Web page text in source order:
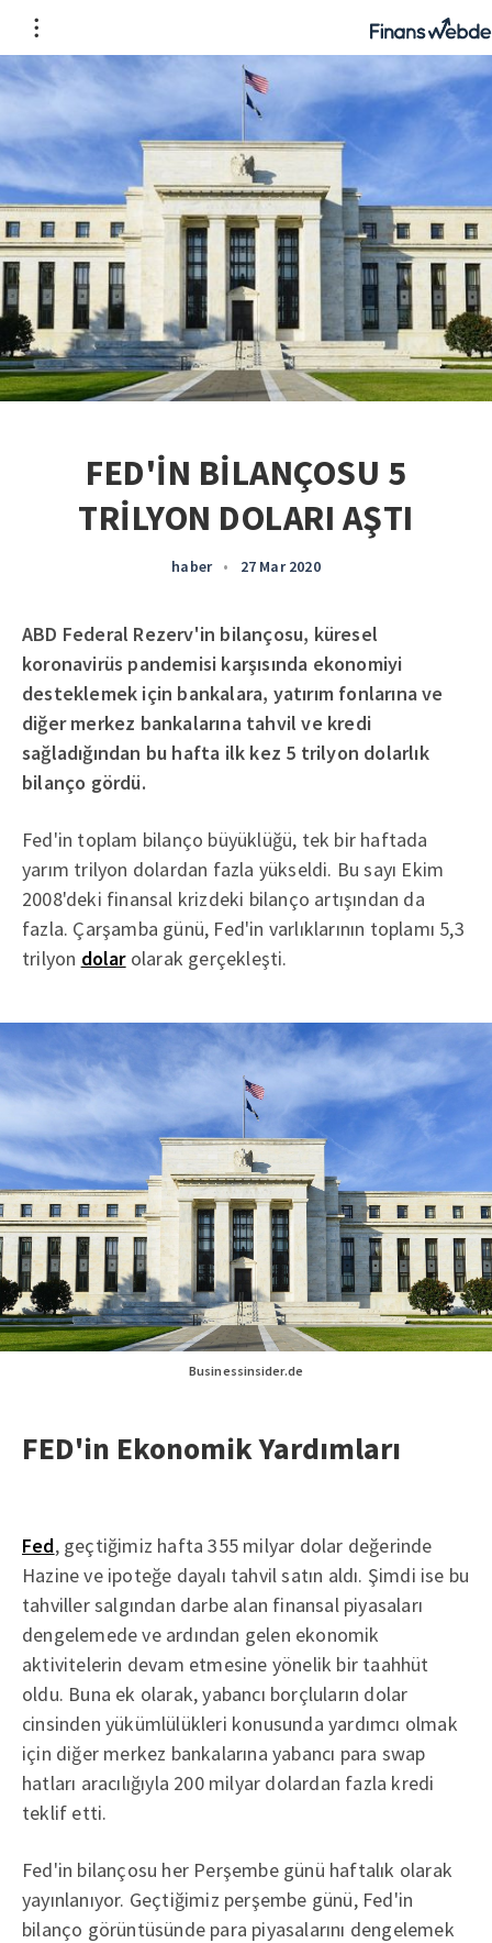
FED'İN BİLANÇOSU 5
TRİLYON DOLARI AŞTI
haber • 27 Mar 2020
ABD Federal Rezerv'in bilançosu, küresel
koronavirüs pandemisi karşısında ekonomiyi
desteklemek için bankalara, yatırım fonlarına ve
diğer merkez bankalarına tahvil ve kredi
sağladığından bu hafta ilk kez 5 trilyon dolarlık
bilanço gördü.
Fed'in toplam bilanço büyüklüğü, tek bir haftada
yarım trilyon dolardan fazla yükseldi. Bu sayı Ekim
2008'deki finansal krizdeki bilanço artışından da
fazla. Çarşamba günü, Fed'in varlıklarının toplamı 5,3
trilyon dolar olarak gerçekleşti.
Businessinsider.de
FED'in Ekonomik Yardımları
Fed, geçtiğimiz hafta 355 milyar dolar değerinde
Hazine ve ipoteğe dayalı tahvil satın aldı. Şimdi ise bu
tahviller salgından darbe alan finansal piyasaları
dengelemede ve ardından gelen ekonomik
aktivitelerin devam etmesine yönelik bir taahhüt
oldu. Buna ek olarak, yabancı borçluların dolar
cinsinden yükümlülükleri konusunda yardımcı olmak
için diğer merkez bankalarına yabancı para swap
hatları aracılığıyla 200 milyar dolardan fazla kredi
teklif etti.
Fed'in bilançosu her Perşembe günü haftalık olarak
yayınlanıyor. Geçtiğimiz perşembe günü, Fed'in
bilanço görüntüsünde para piyasalarını dengelemek